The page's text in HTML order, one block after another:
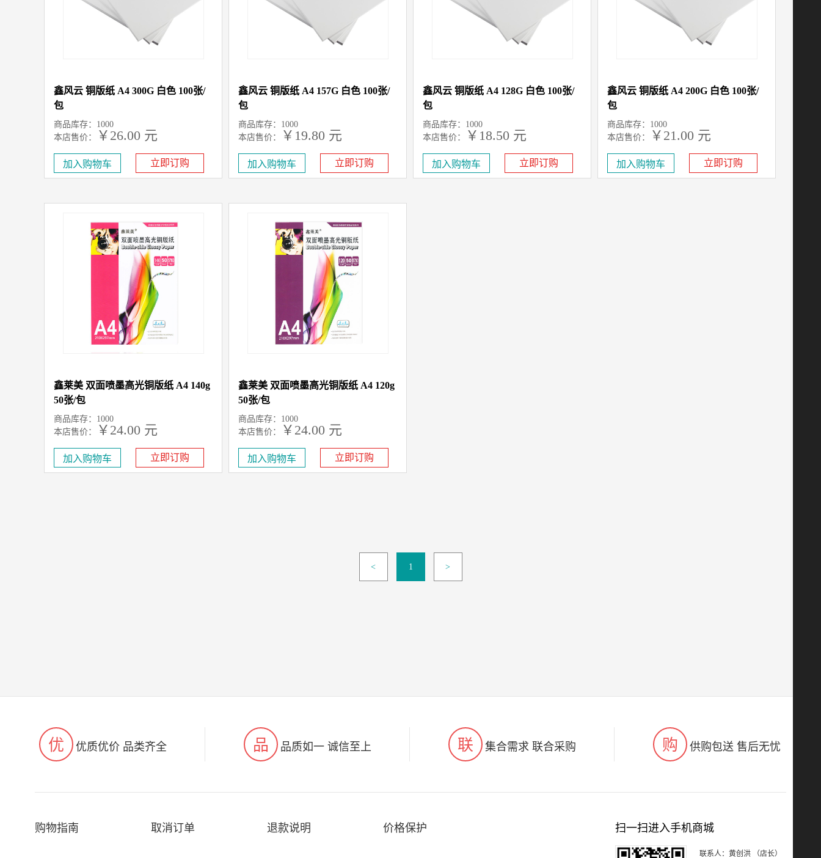
鑫风云 铜版纸 A4 300G 白色 100张/
包
商品库存：1000
本店售价：
￥26.00 元
立即订购
鑫风云 铜版纸 A4 157G 白色 100张/
包
商品库存：1000
本店售价：
￥19.80 元
立即订购
鑫风云 铜版纸 A4 128G 白色 100张/
包
商品库存：1000
本店售价：
￥18.50 元
立即订购
鑫风云 铜版纸 A4 200G 白色 100张/
包
商品库存：1000
本店售价：
￥21.00 元
立即订购
鑫莱美 双面喷墨高光铜版纸 A4 140g
50张/包
商品库存：1000
本店售价：
￥24.00 元
立即订购
鑫莱美 双面喷墨高光铜版纸 A4 120g
50张/包
商品库存：1000
本店售价：
￥24.00 元
立即订购
< 1 >
优 优质优价 品类齐全 品 品质如一 诚信至上 联 集合需求 联合采购 购 供购包送 售后无忧
购物指南 取消订单 退款说明 价格保护 扫一扫进入手机商城
联系人：黄创洪 （店长）